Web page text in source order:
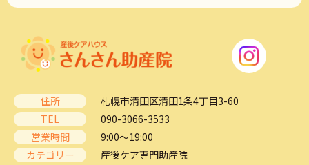
住所
札幌市清田区清田1条4丁目3-60
TEL
090-3066-3533
営業時間
9:00～19:00
カテゴリー
産後ケア専門助産院